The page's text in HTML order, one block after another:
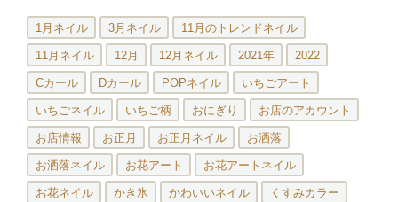
1月ネイル 3月ネイル 11月のトレンドネイル
11月ネイル 12月 12月ネイル 2021年 2022
Cカール Dカール POPネイル いちごアート
いちごネイル いちご柄 おにぎり お店のアカウント
お店情報 お正月 お正月ネイル お洒落
お洒落ネイル お花アート お花アートネイル
お花ネイル かき氷 かわいいネイル くすみカラー